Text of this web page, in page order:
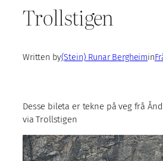
Trollstigen
Written by(Stein) Runar Bergheimin
Desse bileta er tekne på veg frå
via Trollstigen